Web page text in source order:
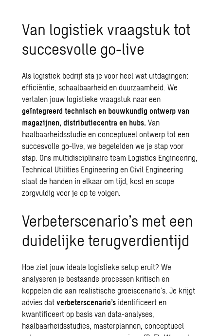
Van logistiek vraagstuk tot
succesvolle go-live
Als logistiek bedrijf sta je voor heel wat uitdagingen:
efficiëntie, schaalbaarheid enduurzaamheid. We
vertalen jouw logistieke vraagstuk naar een
geïntegreerd technisch en bouwkundig ontwerp van
magazijnen, distributiecentra en hubs. Van
haalbaarheidsstudie en conceptueel ontwerp tot een
succesvolle go-live, we begeleiden we je stap voor
stap. Ons multidisciplinaire team Logistics Engineering,
Technical Utilities Engineering en Civil Engineering
slaat de handen in elkaar om tijd, kost en scope
zorgvuldig voor je op te volgen.
Verbeterscenario’s met een
duidelijke terugverdientijd
Hoe ziet jouw ideale logistieke setup eruit? We
analyseren je bestaande processen kritisch en
koppelen die aan realistische groeiscenario’s. Je krijgt
advies datverbeterscenario’s identificeert en
kwantificeert op basis van data-analyses,
haalbaarheidsstudies, masterplannen, conceptueel